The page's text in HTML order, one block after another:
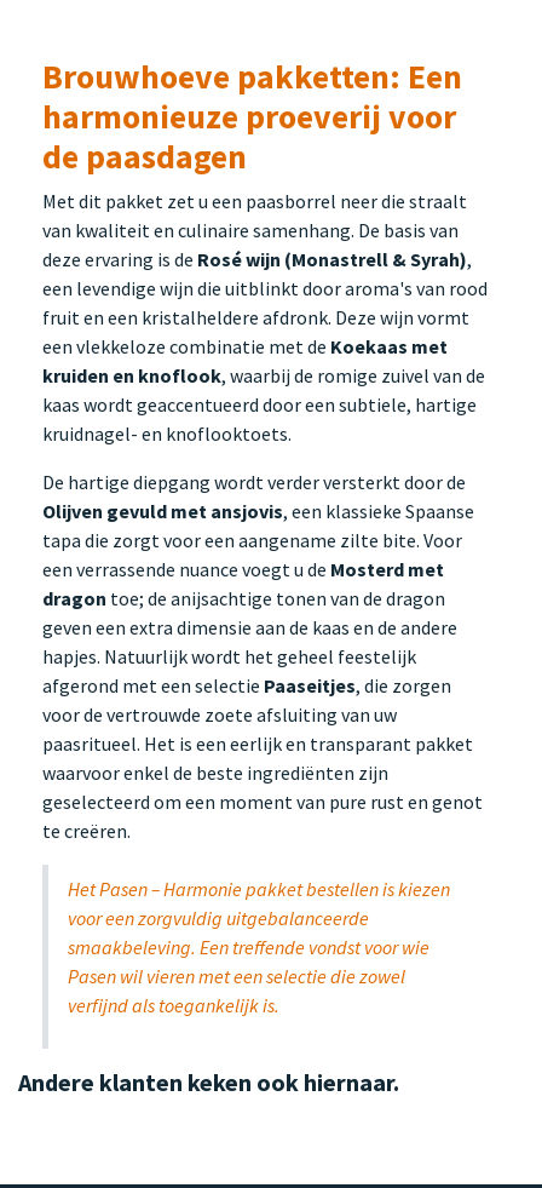
Brouwhoeve pakketten: Een
harmonieuze proeverij voor
de paasdagen
Met dit pakket zet u een paasborrel neer die straalt
van kwaliteit en culinaire samenhang. De basis van
deze ervaring is de Rosé wijn (Monastrell & Syrah),
een levendige wijn die uitblinkt door aroma's van rood
fruit en een kristalheldere afdronk. Deze wijn vormt
een vlekkeloze combinatie met de Koekaas met
kruiden en knoflook, waarbij de romige zuivel van de
kaas wordt geaccentueerd door een subtiele, hartige
kruidnagel- en knoflooktoets.
De hartige diepgang wordt verder versterkt door de
Olijven gevuld met ansjovis, een klassieke Spaanse
tapa die zorgt voor een aangename zilte bite. Voor
een verrassende nuance voegt u de Mosterd met
dragon toe; de anijsachtige tonen van de dragon
geven een extra dimensie aan de kaas en de andere
hapjes. Natuurlijk wordt het geheel feestelijk
afgerond met een selectie Paaseitjes, die zorgen
voor de vertrouwde zoete afsluiting van uw
paasritueel. Het is een eerlijk en transparant pakket
waarvoor enkel de beste ingrediënten zijn
geselecteerd om een moment van pure rust en genot
te creëren.
Het Pasen – Harmonie pakket bestellen is kiezen
voor een zorgvuldig uitgebalanceerde
smaakbeleving. Een treffende vondst voor wie
Pasen wil vieren met een selectie die zowel
verfijnd als toegankelijk is.
Andere klanten keken ook hiernaar.